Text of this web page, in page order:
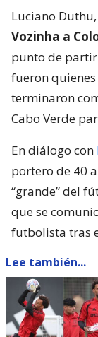
Luciano
Vozinha a
punto de
fueron
terminaron
Cabo Verde
En diálogo con
portero de 40
“grande” del
que se
futbolista tras
Lee también...